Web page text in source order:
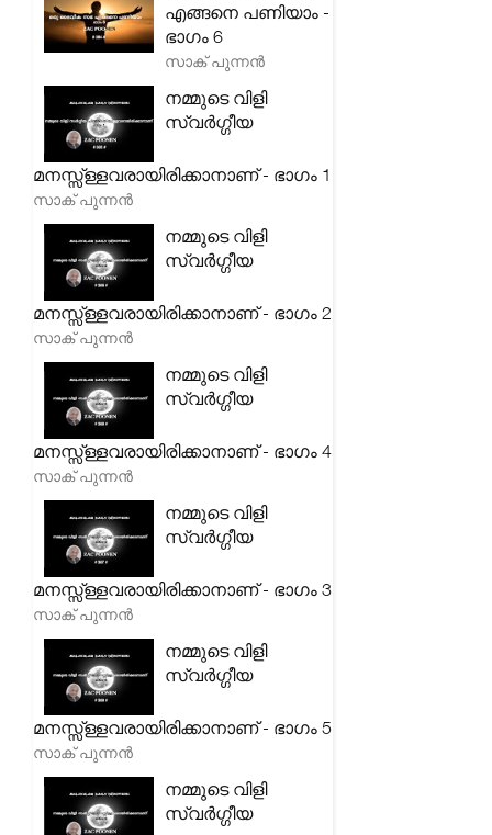
എങ്ങനെ പണിയാം -
ഭാഗം 6
സാക് പുന്നൻ
നമ്മുടെ വിളി
സ്വർഗ്ഗീയ
മനസ്സ്ള്ളവരായിരിക്കാനാണ് - ഭാഗം 1
സാക് പുന്നൻ
നമ്മുടെ വിളി
സ്വർഗ്ഗീയ
മനസ്സ്ള്ളവരായിരിക്കാനാണ് - ഭാഗം 2
സാക് പുന്നൻ
നമ്മുടെ വിളി
സ്വർഗ്ഗീയ
മനസ്സ്ള്ളവരായിരിക്കാനാണ് - ഭാഗം 4
സാക് പുന്നൻ
നമ്മുടെ വിളി
സ്വർഗ്ഗീയ
മനസ്സ്ള്ളവരായിരിക്കാനാണ് - ഭാഗം 3
സാക് പുന്നൻ
നമ്മുടെ വിളി
സ്വർഗ്ഗീയ
മനസ്സ്ള്ളവരായിരിക്കാനാണ് - ഭാഗം 5
സാക് പുന്നൻ
നമ്മുടെ വിളി
സ്വർഗ്ഗീയ